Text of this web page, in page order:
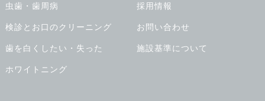
虫歯・歯周病
検診とお口のクリーニング
歯を白くしたい・失った
ホワイトニング
採用情報
お問い合わせ
施設基準について